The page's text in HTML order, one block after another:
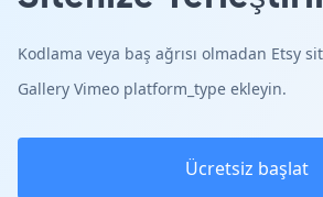
Kodlama veya baş ağrısı olmadan Etsy
Gallery Vimeo platform_type ekleyin.
Ücretsiz başlat